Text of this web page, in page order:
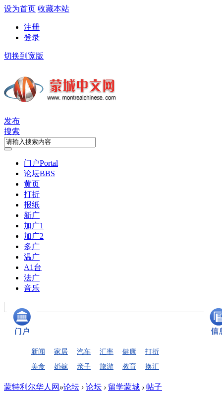
设为首页 收藏本站
注册
登录
切换到宽版
发布
搜索
门户Portal
论坛BBS
黄页
打折
报纸
新广
加广1
加广2
多广
温广
A1台
法广
音乐
新闻 家居 汽车 汇率 健康
打折
美食
婚嫁 亲子 旅游 教育 换汇
蒙特利尔华人网 »论坛 › 论坛 › 留学蒙城 › 帖子